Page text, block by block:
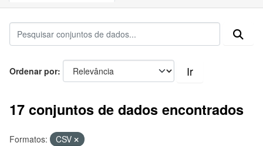
Ordenar por Ir
17 conjuntos de dados encontrados
Formatos: CSV